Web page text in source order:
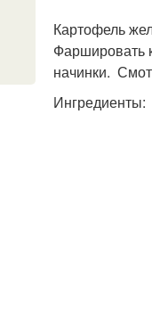
Картофель
Фаршировать
начинки.
Ингредиенты: